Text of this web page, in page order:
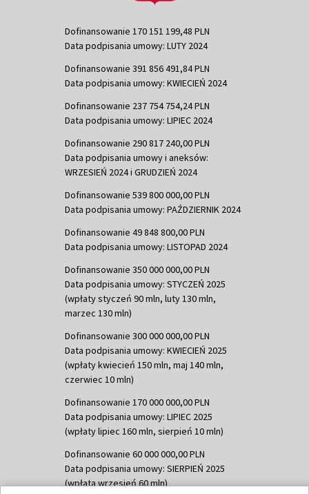
Dofinansowanie 170 151 199,48 PLN
Data podpisania umowy: LUTY 2024
Dofinansowanie 391 856 491,84 PLN
Data podpisania umowy: KWIECIEŃ 2024
Dofinansowanie 237 754 754,24 PLN
Data podpisania umowy: LIPIEC 2024
Dofinansowanie 290 817 240,00 PLN
Data podpisania umowy i aneksów:
WRZESIEŃ 2024 i GRUDZIEŃ 2024
Dofinansowanie 539 800 000,00 PLN
Data podpisania umowy: PAŹDZIERNIK 2024
Dofinansowanie 49 848 800,00 PLN
Data podpisania umowy: LISTOPAD 2024
Dofinansowanie 350 000 000,00 PLN
Data podpisania umowy: STYCZEŃ 2025
(wpłaty styczeń 90 mln, luty 130 mln,
marzec 130 mln)
Dofinansowanie 300 000 000,00 PLN
Data podpisania umowy: KWIECIEŃ 2025
(wpłaty kwiecień 150 mln, maj 140 mln,
czerwiec 10 mln)
Dofinansowanie 170 000 000,00 PLN
Data podpisania umowy: LIPIEC 2025
(wpłaty lipiec 160 mln, sierpień 10 mln)
Dofinansowanie 60 000 000,00 PLN
Data podpisania umowy: SIERPIEŃ 2025
(wpłata wrzesień 60 mln)